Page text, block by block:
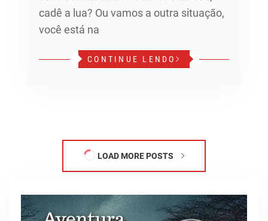
cadê a lua? Ou vamos a outra situação,
você está na
CONTINUE LENDO
LOAD MORE POSTS